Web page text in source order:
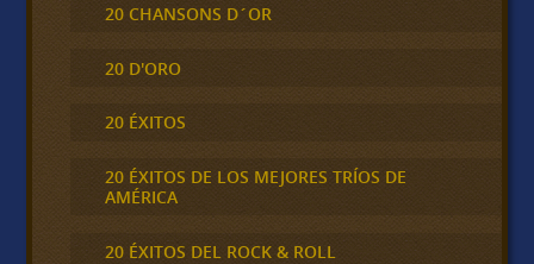
20 CHANSONS D´OR
20 D'ORO
20 ÉXITOS
20 ÉXITOS DE LOS MEJORES TRÍOS DE
AMÉRICA
20 ÉXITOS DEL ROCK & ROLL